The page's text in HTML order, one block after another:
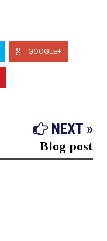
GOOGLE+
NEXT »
Blog post